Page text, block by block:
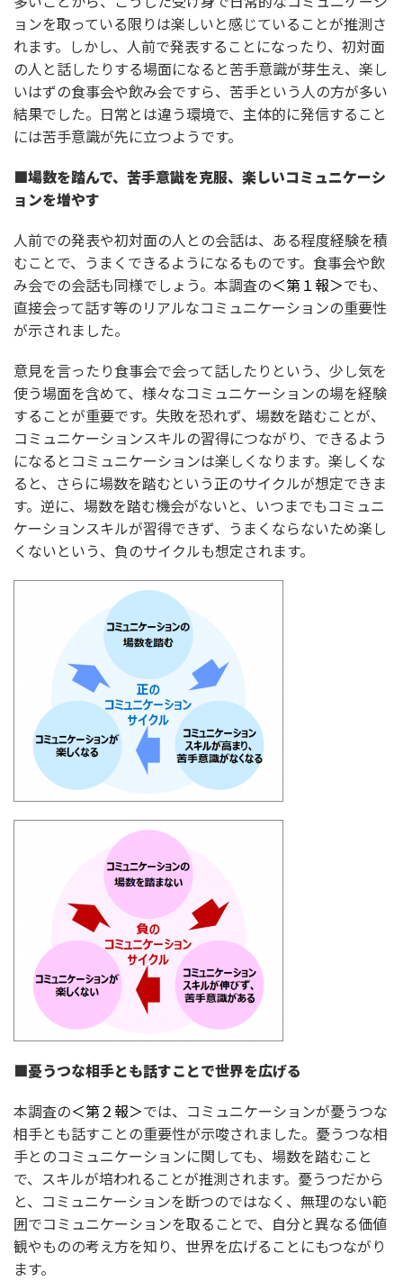
ョンを取っている限りは楽しいと感じていることが推測さ
れます。しかし、人前で発表することになったり、初対面
の人と話したりする場面になると苦手意識が芽生え、楽し
いはずの食事会や飲み会ですら、苦手という人の方が多い
結果でした。日常とは違う環境で、主体的に発信すること
には苦手意識が先に立つようです。
■場数を踏んで、苦手意識を克服、楽しいコミュニケーシ
ョンを増やす
人前での発表や初対面の人との会話は、ある程度経験を積
むことで、うまくできるようになるものです。食事会や飲
み会での会話も同様でしょう。本調査の＜第１報＞でも、
直接会って話す等のリアルなコミュニケーションの重要性
が示されました。
意見を言ったり食事会で会って話したりという、少し気を
使う場面を含めて、様々なコミュニケーションの場を経験
することが重要です。失敗を恐れず、場数を踏むことが、
コミュニケーションスキルの習得につながり、できるよう
になるとコミュニケーションは楽しくなります。楽しくな
ると、さらに場数を踏むという正のサイクルが想定できま
す。逆に、場数を踏む機会がないと、いつまでもコミュニ
ケーションスキルが習得できず、うまくならないため楽し
くないという、負のサイクルも想定されます。
■憂うつな相手とも話すことで世界を広げる
本調査の＜第２報＞では、コミュニケーションが憂うつな
相手とも話すことの重要性が示唆されました。憂うつな相
手とのコミュニケーションに関しても、場数を踏むこと
で、スキルが培われることが推測されます。憂うつだから
と、コミュニケーションを断つのではなく、無理のない範
囲でコミュニケーションを取ることで、自分と異なる価値
観やものの考え方を知り、世界を広げることにもつながり
ます。